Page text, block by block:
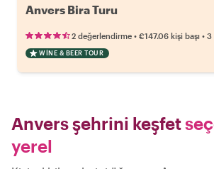
Anvers Bira Turu
2 değerlendirme • €147.06 kişi başı • 3
WINE & BEER TOUR
Anvers şehrini keşfet
yerel